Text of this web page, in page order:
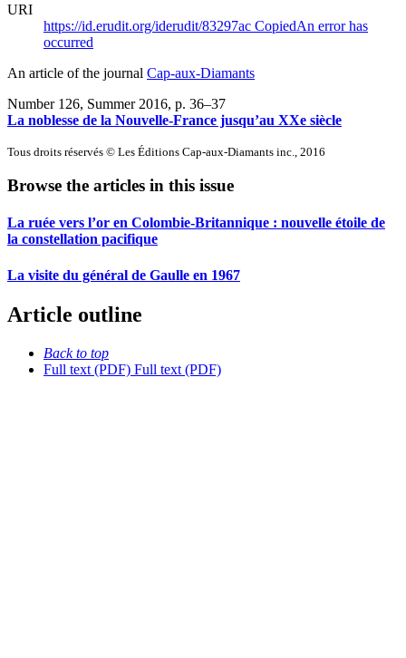
URI
https://id.erudit.org/iderudit/83297ac CopiedAn error has
occurred
An article of the journal Cap-aux-Diamants
Number 126, Summer 2016, p. 36–37
La noblesse de la Nouvelle-France jusqu’au XXe siècle
Tous droits réservés © Les Éditions Cap-aux-Diamants inc., 2016
Browse the articles in this issue
La ruée vers l’or en Colombie-Britannique : nouvelle étoile de
la constellation pacifique
La visite du général de Gaulle en 1967
Article outline
Back to top
Full text (PDF) Full text (PDF)